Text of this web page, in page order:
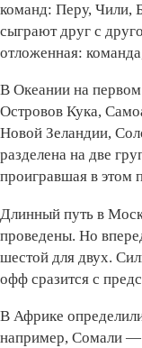
команд: Перу, Чили,
сыграют друг с
отложенная:
В Океании на
Островов Кука,
Новой Зеландии,
разделена на две
проигравшая в этом
Длинный путь в
проведены. Но
шестой для двух.
офф сразится с
В Африке
например, Сомали —